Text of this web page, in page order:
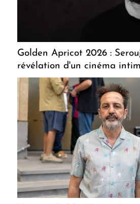
Golden Apricot 2026 :
révélation d'un cinéma